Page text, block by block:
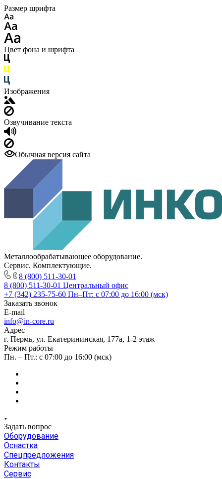
Размер шрифта
Цвет фона и шрифта
Изображения
Озвучивание текста
Обычная версия сайта
Металлообрабатывающее оборудование.
Сервис. Комплектующие.
8 (800) 511-30-01
8 (800) 511-30-01 Центральный офис
+7 (342) 235-75-60 Пн–Пт: с 07:00 до 16:00 (мск)
Заказать звонок
E-mail
info@in-core.ru
Адрес
г. Пермь, ул. ​Екатерининская, 177а, ​1-2 этаж
Режим работы
Пн. – Пт.: с 07:00 до 16:00 (мск)
Задать вопрос
Оборудование
Оснастка
Спецпредложения
Контакты
Сервис